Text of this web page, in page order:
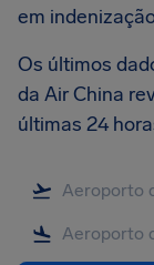
em
Os últimos
da Air China
últimas 24